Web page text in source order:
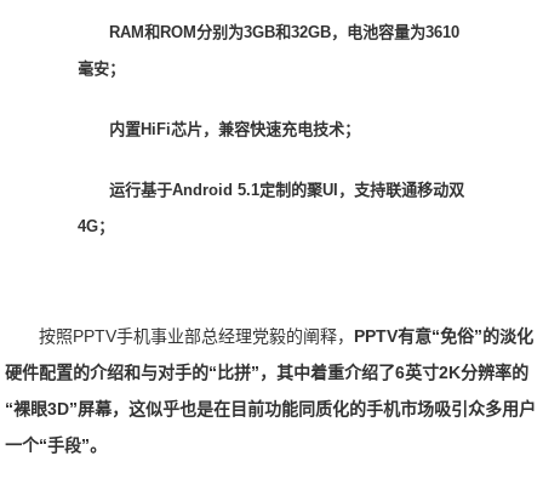
RAM和ROM分别为3GB和32GB，电池容量为3610
毫安；
内置HiFi芯片，兼容快速充电技术；
运行基于Android 5.1定制的聚UI，支持联通移动双
4G；
按照PPTV手机事业部总经理党毅的阐释， PPTV有意“免俗”的淡化
硬件配置的介绍和与对手的“比拼”，其中着重介绍了6英寸2K分辨率的
“裸眼3D”屏幕，这似乎也是在目前功能同质化的手机市场吸引众多用户
一个“手段”。